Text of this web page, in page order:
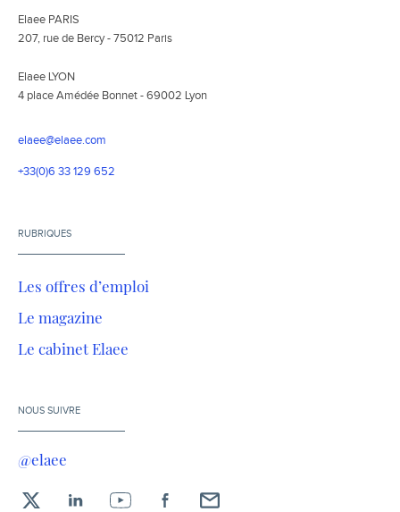
Elaee PARIS
207, rue de Bercy - 75012 Paris
Elaee LYON
4 place Amédée Bonnet - 69002 Lyon
elaee@elaee.com
+33(0)6 33 129 652
RUBRIQUES
Les offres d’emploi
Le magazine
Le cabinet Elaee
NOUS SUIVRE
@elaee